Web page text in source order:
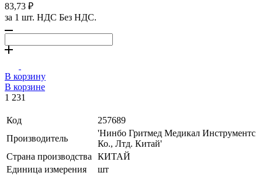
83,73 ₽
за 1 шт. НДС Без НДС.
В корзину
В корзине
1 231
Код
257689
Производитель
'Нинбо Гритмед Медикал Инструментс
Ко., Лтд. Китай'
Страна производства
КИТАЙ
Единица измерения
шт